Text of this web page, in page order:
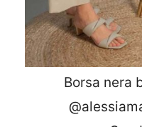
Borsa nera